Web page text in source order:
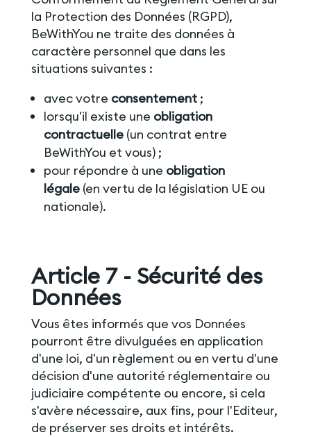
la Protection des Données (RGPD),
BeWithYou ne traite des données à
caractère personnel que dans les
situations suivantes :
avec votre consentement;
lorsqu'il existe une obligation
contractuelle(un contrat entre
BeWithYou et vous) ;
pour répondre à une obligation
légale (en vertu de la législation UE ou
nationale).
Article 7 - Sécurité des
Données
Vous êtes informés que vos Données
pourront être divulguées en application
d'une loi, d'un règlement ou en vertu d'une
décision d'une autorité réglementaire ou
judiciaire compétente ou encore, si cela
s'avère nécessaire, aux fins, pour l'Editeur,
de préserver ses droits et intérêts.